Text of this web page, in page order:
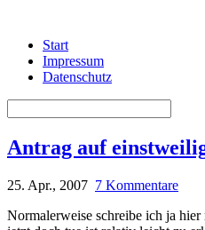
Start
Impressum
Datenschutz
Antrag auf
25. Apr., 2007 7 Kommentare
Normalerweise schreibe ich ja